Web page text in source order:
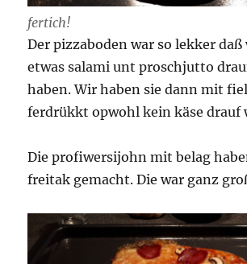
fertich!
Der pizzaboden war so lekker
etwas salami unt proschjutto
haben. Wir haben sie dann mit
ferdrükkt opwohl kein käse drauf
Die profiwersijohn mit belag
freitak gemacht. Die war ganz